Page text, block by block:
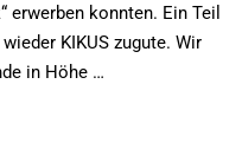
erwerben konnten. Ein Teil
KIKUS zugute. Wir
in Höhe …